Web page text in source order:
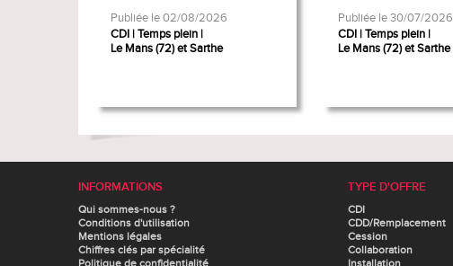
Publiée le 02/08/2026
CDI Temps plein
Le Mans (72) et Sarthe
Publiée le 30/07/2026
CDI Temps plein
Le Mans (72) et Sarthe
INFORMATIONS
Qui sommes-nous ?
Conditions d'utilisation
Mentions légales
Chiffres clés par spécialité
Politique de confidentialité
TYPE D'OFFRE
CDI
CDD/Remplacement
Cession
Collaboration
Installation